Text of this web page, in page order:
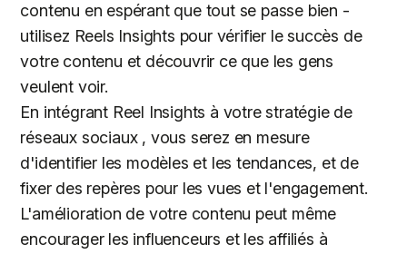
contenu en espérant que tout se passe bien -
utilisez Reels Insights pour vérifier le succès de
votre contenu et découvrir ce que les gens
veulent voir.
En intégrant Reel Insights à votre stratégie de
réseaux sociaux , vous serez en mesure
d'identifier les modèles et les tendances, et de
fixer des repères pour les vues et l'engagement.
L'amélioration de votre contenu peut même
encourager les influenceurs et les affiliés à